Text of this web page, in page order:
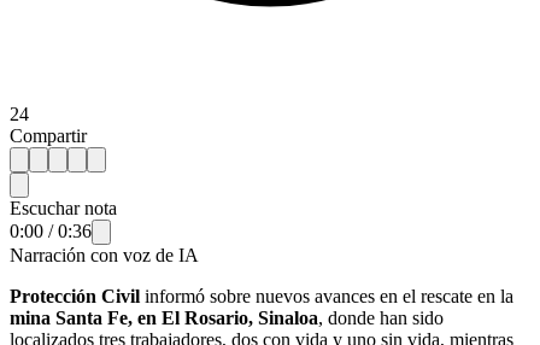
24
Compartir
Escuchar nota
0:00 /0:36
Narración con voz de IA
Protección Civil informó sobre nuevos avances en el rescate en la
mina Santa Fe, en El Rosario, Sinaloa, donde han sido
localizados tres trabajadores, dos con vida y uno sin vida, mientras